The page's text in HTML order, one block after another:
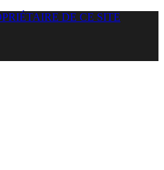
DE CE SITE